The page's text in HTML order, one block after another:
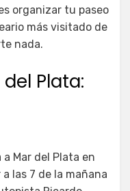
organizar tu paseo
más visitado de
nada.
Plata:
Mar del Plata en
las 7 de la mañana